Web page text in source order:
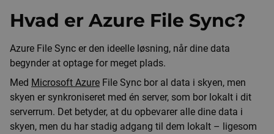
Hvad er Azure File Sync?
Azure File Sync er den ideelle løsning, når dine data
begynder at optage for meget plads.
Med Microsoft Azure File Sync bor al data i skyen, men
skyen er synkroniseret med én server, som bor lokalt i dit
serverrum. Det betyder, at du opbevarer alle dine data i
skyen, men du har stadig adgang til dem lokalt – ligesom